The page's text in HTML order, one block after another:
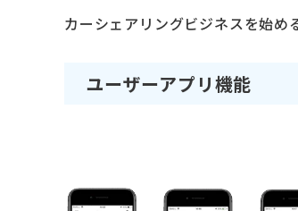
カーシェアリングビジネスを始め
ユーザーアプリ機能